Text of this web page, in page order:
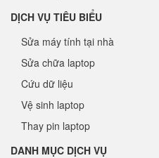
DỊCH VỤ TIÊU BIỂU
Sửa máy tính tại nhà
Sửa chữa laptop
Cứu dữ liệu
Vệ sinh laptop
Thay pin laptop
DANH MỤC DỊCH VỤ